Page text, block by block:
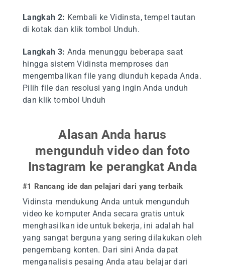
Langkah 2: Kembali ke Vidinsta, tempel tautan
di kotak dan klik tombol Unduh.
Langkah 3: Anda menunggu beberapa saat
hingga sistem Vidinsta memproses dan
mengembalikan file yang diunduh kepada Anda.
Pilih file dan resolusi yang ingin Anda unduh
dan klik tombol Unduh
Alasan Anda harus
mengunduh video dan foto
Instagram ke perangkat Anda
#1 Rancang ide dan pelajari dari yang terbaik
Vidinsta mendukung Anda untuk mengunduh
video ke komputer Anda secara gratis untuk
menghasilkan ide untuk bekerja, ini adalah hal
yang sangat berguna yang sering dilakukan oleh
pengembang konten. Dari sini Anda dapat
menganalisis pesaing Anda atau belajar dari